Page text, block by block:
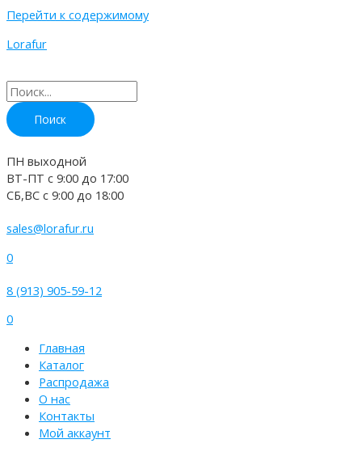
Перейти к содержимому
Lorafur
ПН выходной
ВТ-ПТ c 9:00 до 17:00
СБ,ВС с 9:00 до 18:00
sales@lorafur.ru
0
8 (913) 905-59-12
0
Главная
Каталог
Распродажа
О нас
Контакты
Мой аккаунт